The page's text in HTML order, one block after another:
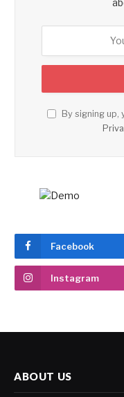
By signing up,
Facebook
Instagram
ABOUT US